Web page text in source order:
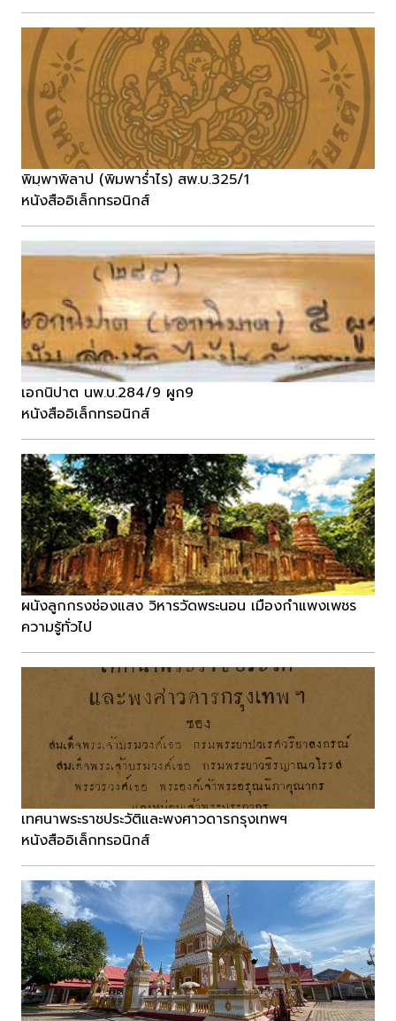
พิมฺพาพิลาป (พิมพาร่ำไร) สพ.บ.325/1
หนังสืออิเล็กทรอนิกส์
เอกนิปาต นพ.บ.284/9 ผูก9
หนังสืออิเล็กทรอนิกส์
ผนังลูกกรงช่องแสง วิหารวัดพระนอน เมืองกำแพงเพชร
ความรู้ทั่วไป
เทศนาพระราชประวัติและพงศาวดารกรุงเทพฯ
หนังสืออิเล็กทรอนิกส์